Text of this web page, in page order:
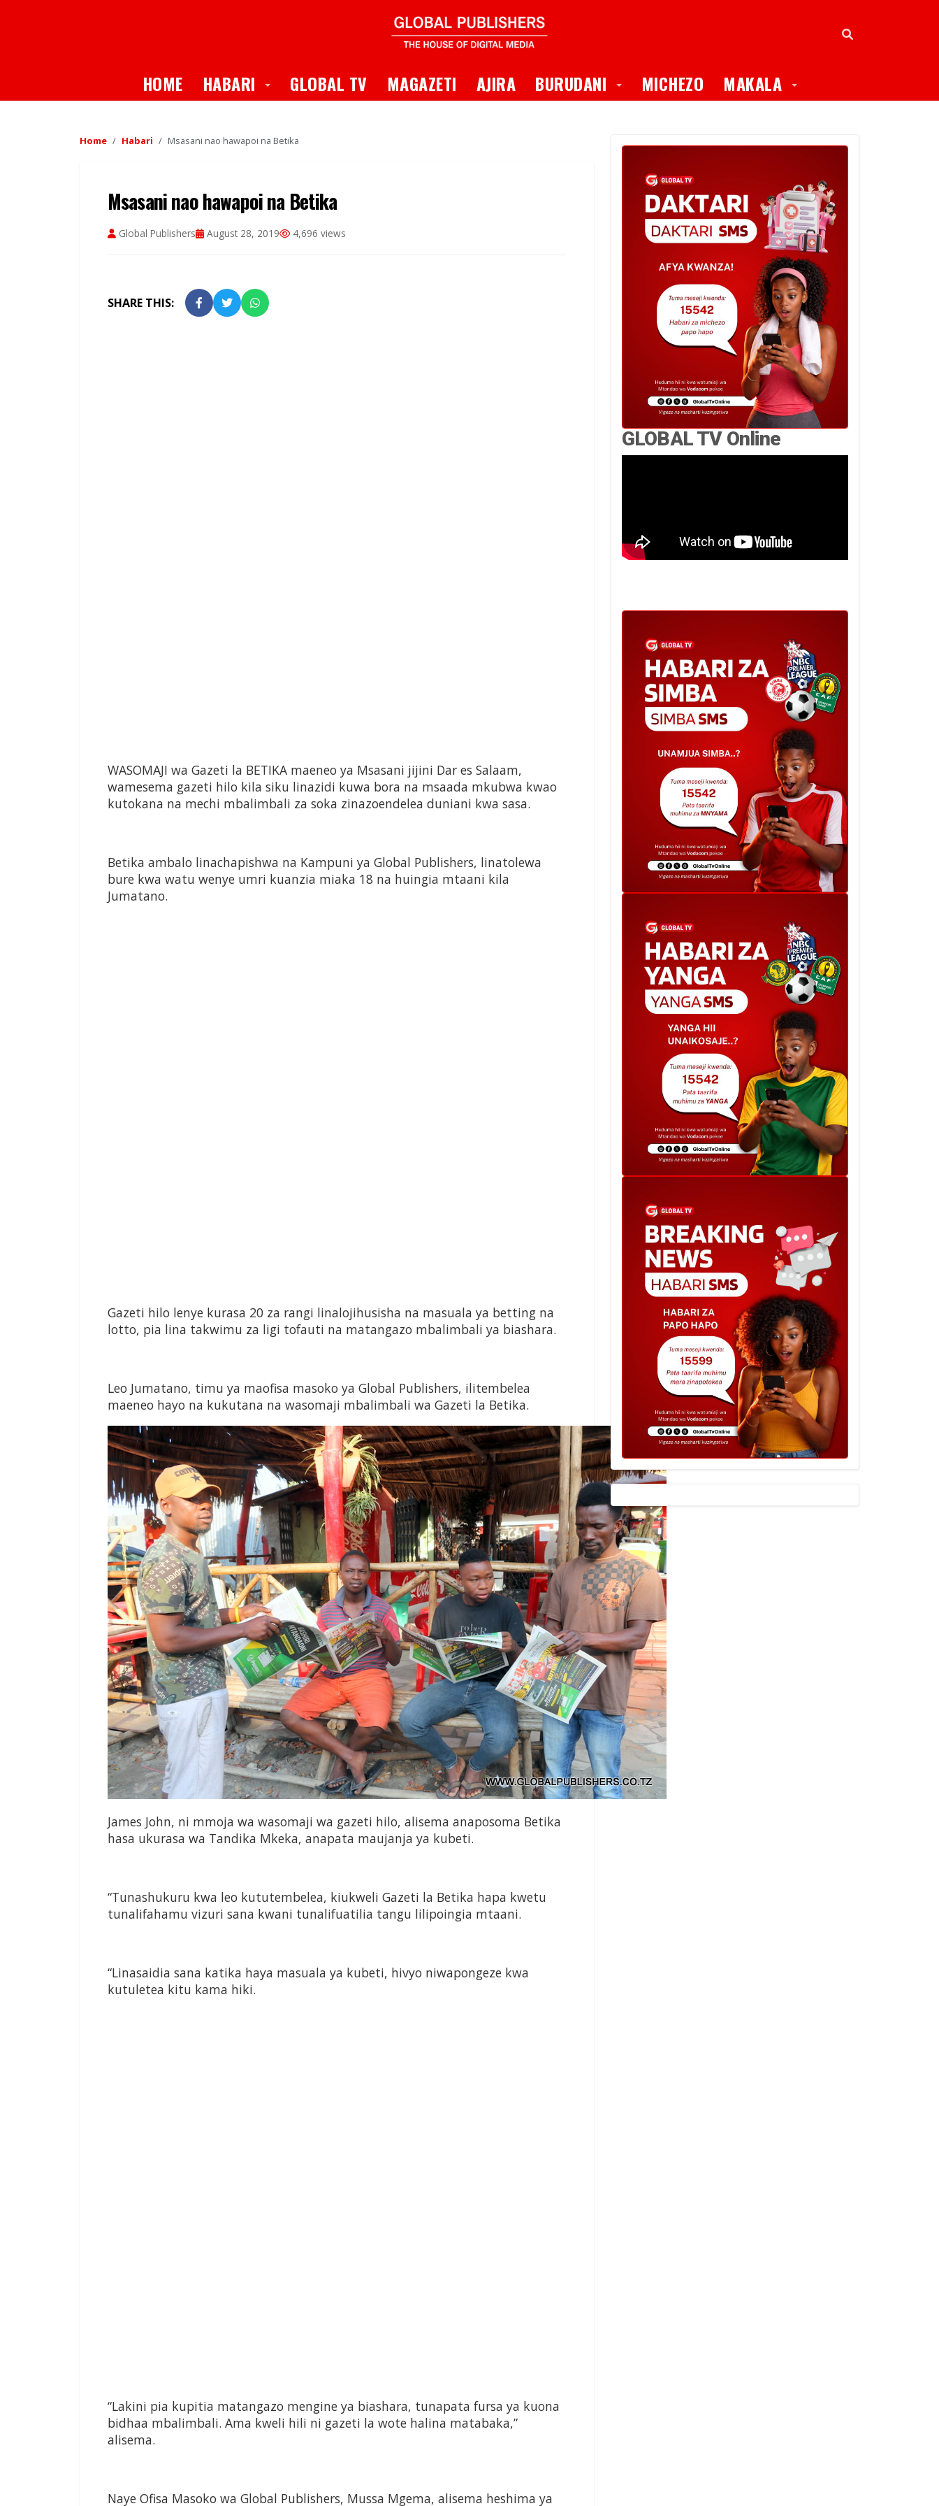
HOME HABARI Toggle Dropdown
GLOBAL TV MAGAZETI AJIRA BURUDANI Toggle Dropdown
MICHEZO MAKALA Toggle Dropdown
Home Habari Msasani nao hawapoi na Betika
Msasani nao hawapoi na Betika
Global Publishers August 28, 2019 4,696 views
SHARE THIS:
WASOMAJI wa Gazeti la BETIKA maeneo ya Msasani jijini Dar es Salaam,
wamesema gazeti hilo kila siku linazidi kuwa bora na msaada mkubwa kwao
kutokana na mechi mbalimbali za soka zinazoendelea duniani kwa sasa.
Betika ambalo linachapishwa na Kampuni ya Global Publishers, linatolewa
bure kwa watu wenye umri kuanzia miaka 18 na huingia mtaani kila
Jumatano.
Gazeti hilo lenye kurasa 20 za rangi linalojihusisha na masuala ya betting na
lotto, pia lina takwimu za ligi tofauti na matangazo mbalimbali ya biashara.
Leo Jumatano, timu ya maofisa masoko ya Global Publishers, ilitembelea
maeneo hayo na kukutana na wasomaji mbalimbali wa Gazeti la Betika.
James John, ni mmoja wa wasomaji wa gazeti hilo, alisema anaposoma Betika
hasa ukurasa wa Tandika Mkeka, anapata maujanja ya kubeti.
“Tunashukuru kwa leo kututembelea, kiukweli Gazeti la Betika hapa kwetu
tunalifahamu vizuri sana kwani tunalifuatilia tangu lilipoingia mtaani.
“Linasaidia sana katika haya masuala ya kubeti, hivyo niwapongeze kwa
kutuletea kitu kama hiki.
“Lakini pia kupitia matangazo mengine ya biashara, tunapata fursa ya kuona
bidhaa mbalimbali. Ama kweli hili ni gazeti la wote halina matabaka,”
alisema.
Naye Ofisa Masoko wa Global Publishers, Mussa Mgema, alisema heshima ya
GLOBAL TV Online